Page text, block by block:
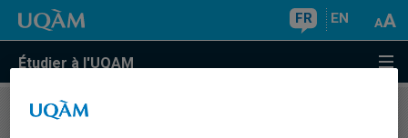
FR EN
Étudier à l'UQAM
COURS//